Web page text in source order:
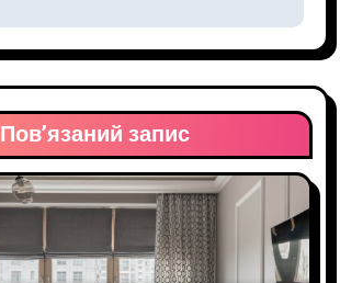
Пов’язаний запис